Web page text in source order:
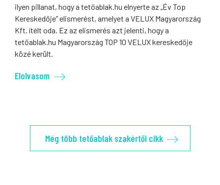
ilyen pillanat, hogy a tetőablak.hu elnyerte az „Év Top
Kereskedője” elismerést, amelyet a VELUX Magyarország
Kft. ítélt oda. Ez az elismerés azt jelenti, hogy a
tetőablak.hu Magyarország TOP 10 VELUX kereskedője
közé került.
Elolvasom
Még több tetőablak szakértői cikk